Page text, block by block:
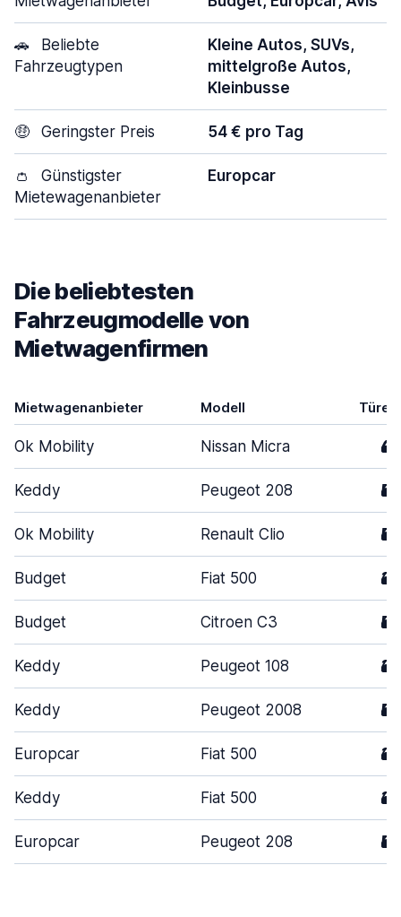
🚗
Beliebte
Fahrzeugtypen
Kleine Autos, SUVs,
mittelgroße Autos,
Kleinbusse
🤑 Geringster Preis 54 € pro Tag
👛
Günstigster
Mietewagenanbieter
Europcar
Die beliebtesten
Fahrzeugmodelle von
Mietwagenfirmen
Mietwagenanbieter Modell Türen
Ok Mobility Nissan Micra 4
Keddy Peugeot 208 5
Ok Mobility Renault Clio 5
Budget Fiat 500 3
Budget Citroen C3 5
Keddy Peugeot 108 3
Keddy Peugeot 2008 5
Europcar Fiat 500 3
Keddy Fiat 500 3
Europcar Peugeot 208 5